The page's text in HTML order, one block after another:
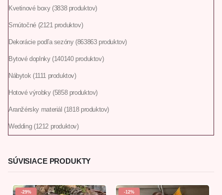
Kvetinové boxy 3838 produktov
Smútočné 2121 produktov
Dekorácie podľa sezóny 863863 produktov
Bytové doplnky 140140 produktov
Nábytok 1111 produktov
Hotové výrobky 5858 produktov
Aranžérsky materiál 1818 produktov
Wedding 1212 produktov
SÚVISIACE PRODUKTY
-29% -12%